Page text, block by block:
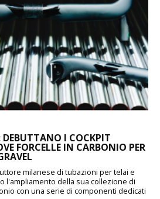
DEBUTTANO I COCKPIT
FORCELLE IN CARBONIO PER
milanese di tubazioni per telai e
l'ampliamento della sua collezione di
con una serie di componenti dedicati